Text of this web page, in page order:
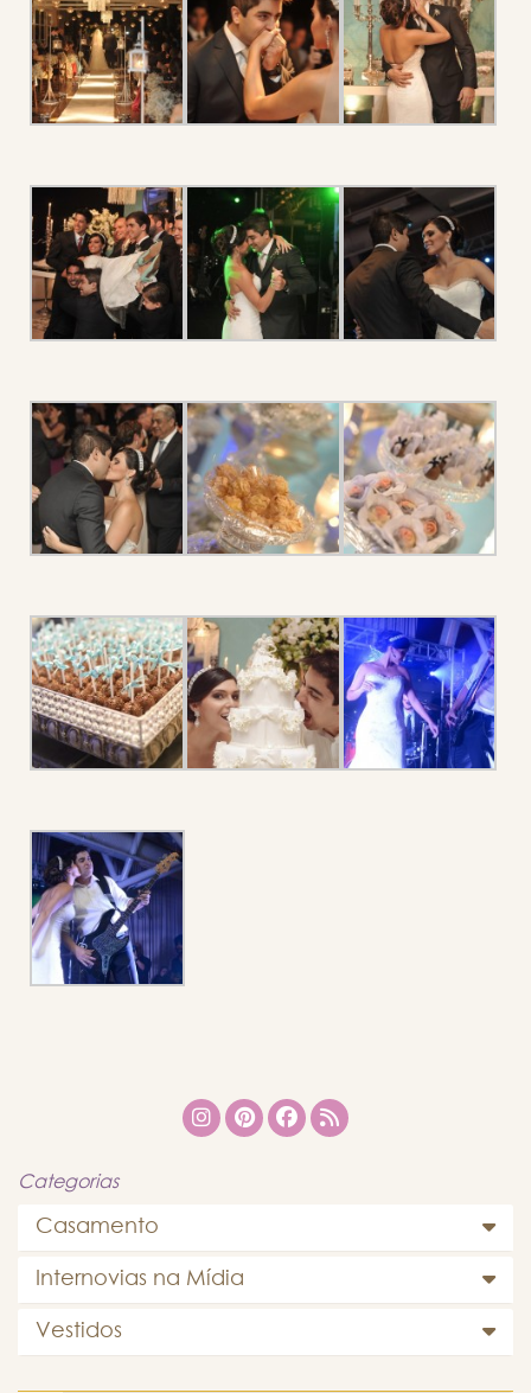
Categorias
Casamento
Internovias na Mídia
Vestidos